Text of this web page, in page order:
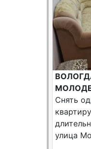
Снять
улица